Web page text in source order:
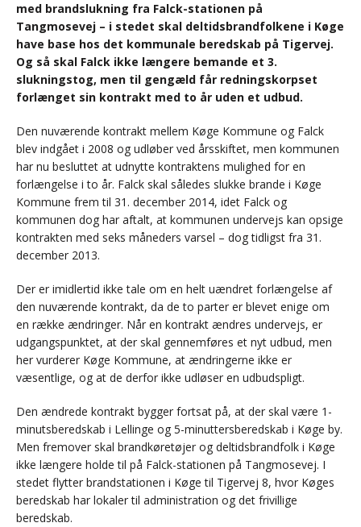
med brandslukning fra Falck-stationen på
Tangmosevej – i stedet skal deltidsbrandfolkene i Køge
have base hos det kommunale beredskab på Tigervej.
Og så skal Falck ikke længere bemande et 3.
slukningstog, men til gengæld får redningskorpset
forlænget sin kontrakt med to år uden et udbud.
Den nuværende kontrakt mellem Køge Kommune og Falck
blev indgået i 2008 og udløber ved årsskiftet, men kommunen
har nu besluttet at udnytte kontraktens mulighed for en
forlængelse i to år. Falck skal således slukke brande i Køge
Kommune frem til 31. december 2014, idet Falck og
kommunen dog har aftalt, at kommunen undervejs kan opsige
kontrakten med seks måneders varsel – dog tidligst fra 31.
december 2013.
Der er imidlertid ikke tale om en helt uændret forlængelse af
den nuværende kontrakt, da de to parter er blevet enige om
en række ændringer. Når en kontrakt ændres undervejs, er
udgangspunktet, at der skal gennemføres et nyt udbud, men
her vurderer Køge Kommune, at ændringerne ikke er
væsentlige, og at de derfor ikke udløser en udbudspligt.
Den ændrede kontrakt bygger fortsat på, at der skal være 1-
minutsberedskab i Lellinge og 5-minuttersberedskab i Køge by.
Men fremover skal brandkøretøjer og deltidsbrandfolk i Køge
ikke længere holde til på Falck-stationen på Tangmosevej. I
stedet flytter brandstationen i Køge til Tigervej 8, hvor Køges
beredskab har lokaler til administration og det frivillige
beredskab.